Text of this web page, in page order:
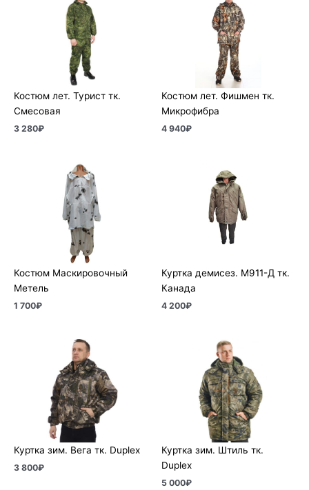
Костюм лет. Турист тк.
Смесовая
3 280₽
Костюм лет. Фишмен тк.
Микрофибра
4 940₽
Костюм Маскировочный
Метель
1 700₽
Куртка демисез. М911-Д тк.
Канада
4 200₽
Куртка зим. Вега тк. Duplex
3 800₽
Куртка зим. Штиль тк.
Duplex
5 000₽